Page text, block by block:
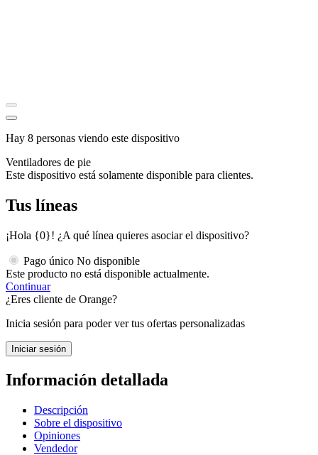
Hay 8 personas viendo este dispositivo
Ventiladores de pie
Este dispositivo está solamente disponible para clientes.
Tus líneas
¡Hola {0}! ¿A qué línea quieres asociar el dispositivo?
Pago único No disponible
Este producto no está disponible actualmente.
Continuar
¿Eres cliente de Orange?
Inicia sesión para poder ver tus ofertas personalizadas
Iniciar sesión
Información detallada
Descripción
Sobre el dispositivo
Opiniones
Vendedor